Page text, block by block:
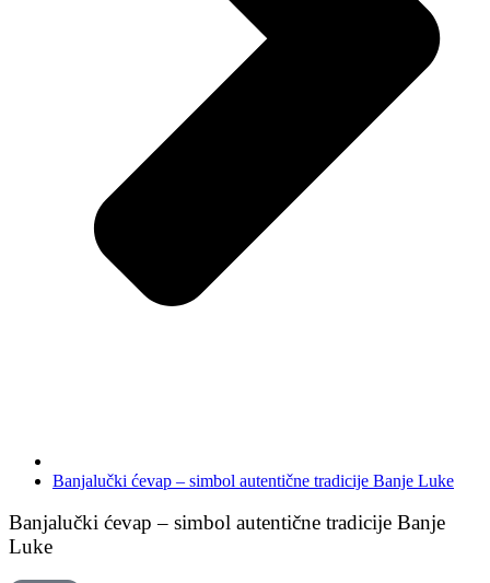
Banjalučki ćevap – simbol autentične tradicije Banje Luke
Banjalučki ćevap – simbol autentične tradicije Banje
Luke